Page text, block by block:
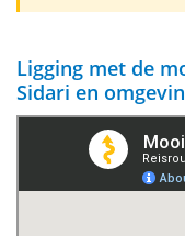
Ligging met de
Sidari en